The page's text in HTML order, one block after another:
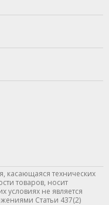
касающаяся технических
товаров, носит
не является
Статьи 437(2)